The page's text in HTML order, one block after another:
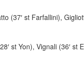
(37′ st Farfallini),
st Yon), Vignali (36′